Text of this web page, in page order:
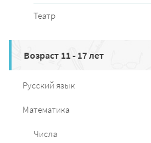
Театр
Возраст 11 - 17 лет
Русский язык
Математика
Числа